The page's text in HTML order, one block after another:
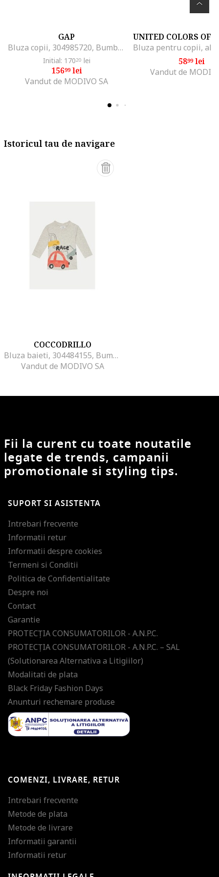
GAP
Bluza copii, 304985720, Bumbac/Poliester, Bej, Bej
Initial: 17020 lei
15699lei
Vandut de MODIVO SA
5899lei
Vandut de
Istoricul tau de navigare
COCCODRILLO
Bluza baieti, 304484155, Bumbac, Gri, Gri
Vandut de MODIVO SA
Fii la curent cu toate noutatile
legate de trends, campanii
promotionale si styling tips.
SUPORT SI ASISTENTA
Intrebari frecvente
Informatii retur
Informatii despre cookies
Termeni si Conditii
Politica de Confidentialitate
Despre noi
Contact
Garantie
PROTECŢIA CONSUMATORILOR - A.N.P.C.
PROTECŢIA CONSUMATORILOR - A.N.P.C. – SAL
(Solutionarea Alternativa a Litigiilor)
Modalitati de plata
Black Friday Fashion Days
Anunturi rechemare produse
COMENZI, LIVRARE, RETUR
Intrebari frecvente
Metode de plata
Metode de livrare
Informatii garantii
Informatii retur